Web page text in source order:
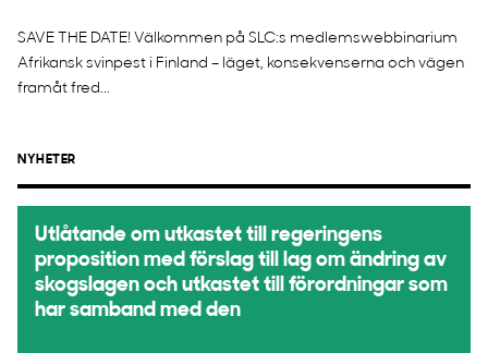
SAVE THE DATE! Välkommen på SLC:s medlemswebbinarium
Afrikansk svinpest i Finland – läget, konsekvenserna och vägen
framåt fred...
NYHETER
Utlåtande om utkastet till regeringens
proposition med förslag till lag om ändring av
skogslagen och utkastet till förordningar som
har samband med den